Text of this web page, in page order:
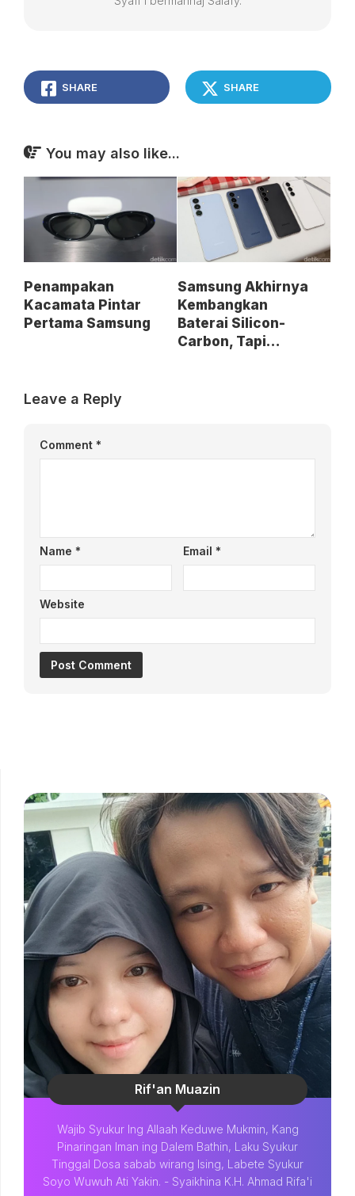
SHARE SHARE
You may also like...
Penampakan
Kacamata Pintar
Pertama Samsung
Samsung Akhirnya
Kembangkan
Baterai Silicon-
Carbon, Tapi…
Leave a Reply
Comment *
Name * Email *
Website
Rif'an Muazin
Wajib Syukur Ing Allaah Keduwe Mukmin, Kang
Pinaringan Iman ing Dalem Bathin, Laku Syukur
Tinggal Dosa sabab wirang Ising, Labete Syukur
Soyo Wuwuh Ati Yakin. - Syaikhina K.H. Ahmad Rifa'i